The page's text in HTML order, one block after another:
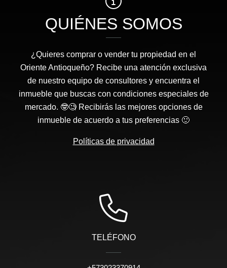
QUIÉNES SOMOS
¿Quieres comprar o vender tu propiedad en el
Oriente Antioqueño? Recibe una atención exclusiva
de nuestro equipo de consultores y encuentra el
inmueble que buscas con condiciones especiales de
mercado. 🤓🧐 Recibirás las mejores opciones de
inmueble de acuerdo a tus preferencias 🙂
Políticas de privacidad
TELÉFONO